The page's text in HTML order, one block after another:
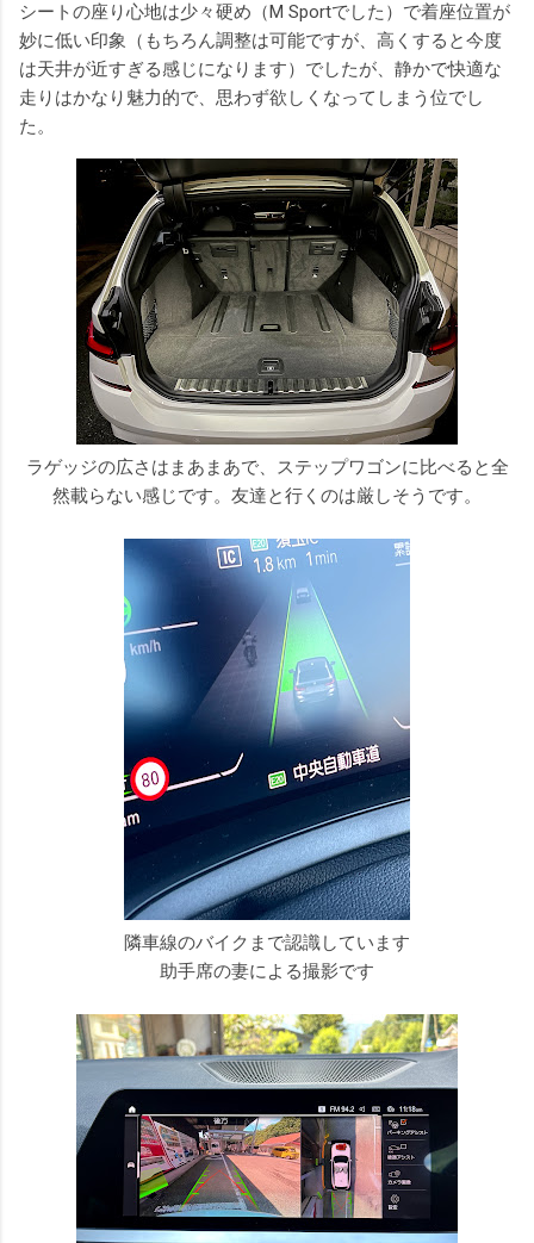
シートの座り心地は少々硬め（M Sportでした）で着座位置が
妙に低い印象（もちろん調整は可能ですが、高くすると今度
は天井が近すぎる感じになります）でしたが、静かで快適な
走りはかなり魅力的で、思わず欲しくなってしまう位でし
た。
ラゲッジの広さはまあまあで、ステップワゴンに比べると全
然載らない感じです。友達と行くのは厳しそうです。
隣車線のバイクまで認識しています
助手席の妻による撮影です